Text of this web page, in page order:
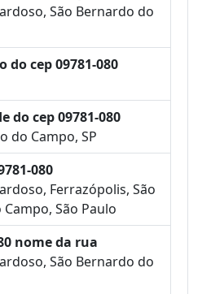
São Bernardo do
do cep 09781-080
do cep 09781-080
do Campo, SP
080
Ferrazópolis, São
São Paulo
nome da rua
São Bernardo do